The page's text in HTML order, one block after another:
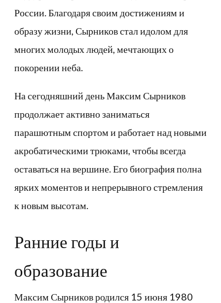
России. Благодаря своим достижениям и
образу жизни, Сырников стал идолом для
многих молодых людей, мечтающих о
покорении неба.
На сегодняшний день Максим Сырников
продолжает активно заниматься
парашютным спортом и работает над новыми
акробатическими трюками, чтобы всегда
оставаться на вершине. Его биография полна
ярких моментов и непрерывного стремления
к новым высотам.
Ранние годы и
образование
Максим Сырников родился 15 июня 1980